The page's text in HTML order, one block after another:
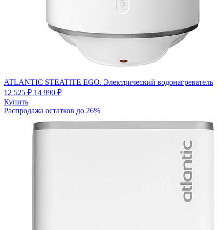
ATLANTIC STEATITE EGO. Электрический водонагреватель
12 525 ₽ 14 990 ₽
Купить
Распродажа остатков до 26%